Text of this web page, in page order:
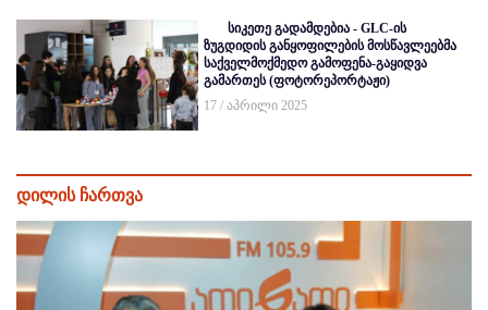
სიკეთე გადამდებია - GLC-ის
ზუგდიდის განყოფილების მოსწავლეებმა
საქველმოქმედო გამოფენა-გაყიდვა
გამართეს (ფოტორეპორტაჟი)
17 / აპრილი 2025
დილის ჩართვა